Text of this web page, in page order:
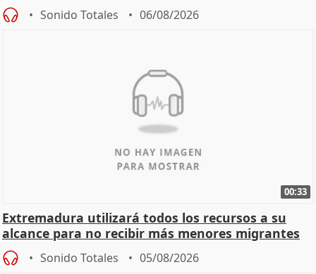
Sonido Totales 06/08/2026
00:33
Extremadura utilizará todos los recursos a su
alcance para no recibir más menores migrantes
Sonido Totales 05/08/2026